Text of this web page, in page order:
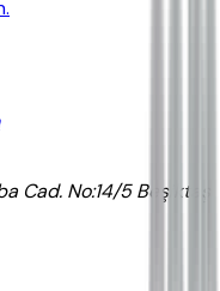
Cad. No:14/5 Beşiktaş